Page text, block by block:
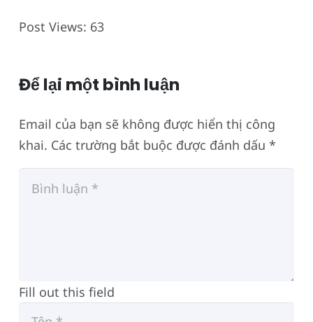
Post Views: 63
Để lại một bình luận
Email của bạn sẽ không được hiển thị công
khai. Các trường bắt buộc được đánh dấu *
Fill out this field